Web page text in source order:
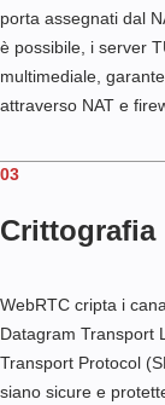
porta assegnati dal
è possibile, i server
multimediale,
attraverso NAT e
03
Crittografia
WebRTC cripta i
Datagram Transport
Transport Protocol
siano sicure e